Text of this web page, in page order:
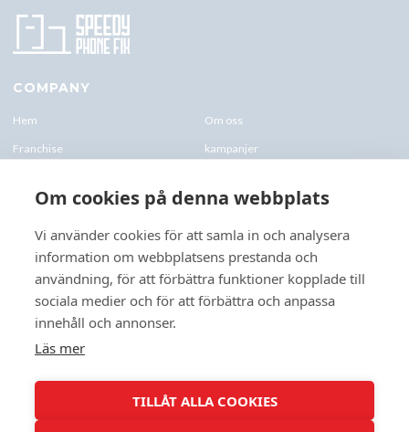
COMPANY
Hem Om oss
Franchise kampanjer
Företagskund & Utbildning FAQs
CONTACTS
+46 070 0122 333
Företagsvägen 10, 227 61 Lund
Lund@speedyphonefix.net
Om cookies på denna webbplats
Vi använder cookies för att samla in och analysera
information om webbplatsens prestanda och
användning, för att förbättra funktioner kopplade till
sociala medier och för att förbättra och anpassa
innehåll och annonser.
Läs mer
TILLÅT ALLA COOKIES